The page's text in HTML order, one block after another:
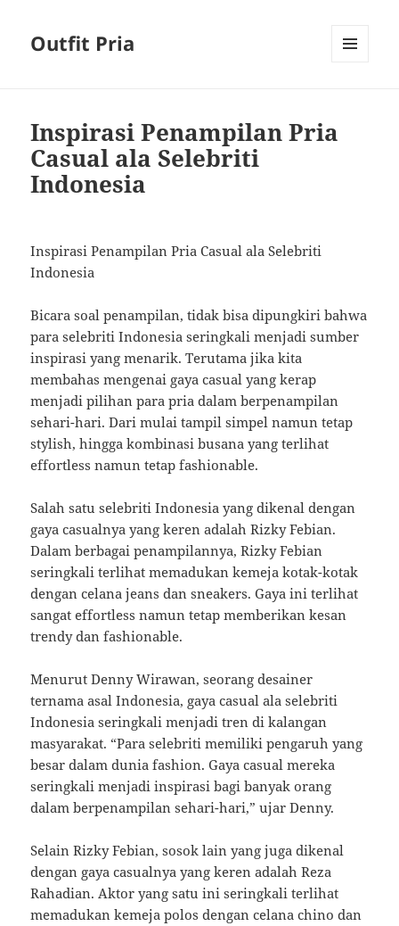
Outfit Pria
Inspirasi Penampilan Pria
Casual ala Selebriti
Indonesia
Inspirasi Penampilan Pria Casual ala Selebriti
Indonesia
Bicara soal penampilan, tidak bisa dipungkiri bahwa
para selebriti Indonesia seringkali menjadi sumber
inspirasi yang menarik. Terutama jika kita
membahas mengenai gaya casual yang kerap
menjadi pilihan para pria dalam berpenampilan
sehari-hari. Dari mulai tampil simpel namun tetap
stylish, hingga kombinasi busana yang terlihat
effortless namun tetap fashionable.
Salah satu selebriti Indonesia yang dikenal dengan
gaya casualnya yang keren adalah Rizky Febian.
Dalam berbagai penampilannya, Rizky Febian
seringkali terlihat memadukan kemeja kotak-kotak
dengan celana jeans dan sneakers. Gaya ini terlihat
sangat effortless namun tetap memberikan kesan
trendy dan fashionable.
Menurut Denny Wirawan, seorang desainer
ternama asal Indonesia, gaya casual ala selebriti
Indonesia seringkali menjadi tren di kalangan
masyarakat. “Para selebriti memiliki pengaruh yang
besar dalam dunia fashion. Gaya casual mereka
seringkali menjadi inspirasi bagi banyak orang
dalam berpenampilan sehari-hari,” ujar Denny.
Selain Rizky Febian, sosok lain yang juga dikenal
dengan gaya casualnya yang keren adalah Reza
Rahadian. Aktor yang satu ini seringkali terlihat
memadukan kemeja polos dengan celana chino dan